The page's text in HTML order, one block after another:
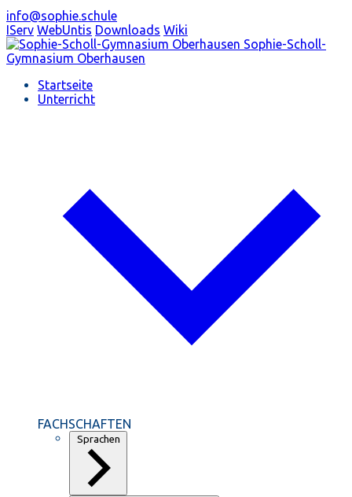
info@sophie.schule
IServ WebUntis Downloads Wiki
Sophie-Scholl-
Gymnasium Oberhausen
Startseite
Unterricht
FACHSCHAFTEN
Sprachen